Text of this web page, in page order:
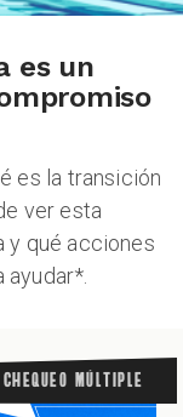
es un
es la transición
ver esta
y qué acciones
Chequeo Múltiple